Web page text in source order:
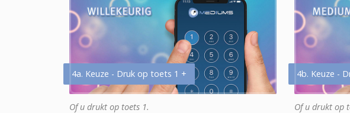
4a. Keuze - Druk op toets 1 +
Of u drukt op toets 1.
4b. Keuze -
Of u drukt op